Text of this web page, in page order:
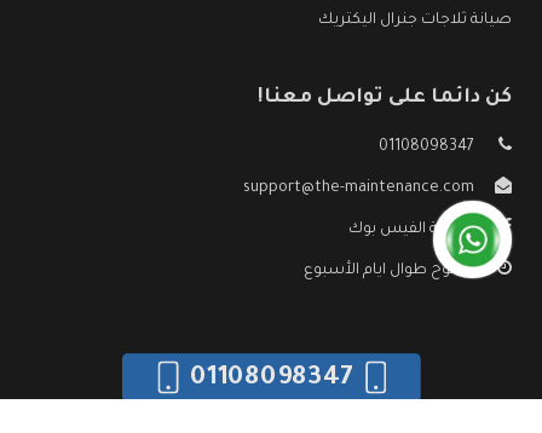
صيانة ثلاجات جنرال اليكتريك
كن دائما على تواصل معنا!
01108098347
support@the-maintenance.com
صفحة الفيس بوك
مفتوح طوال ايام الأسبوع
01108098347